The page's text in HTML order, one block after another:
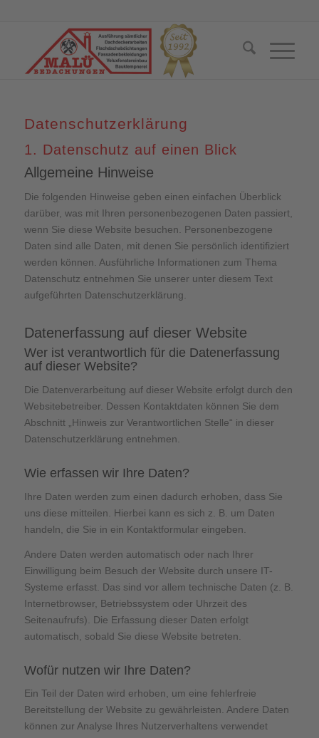
Datenschutz­erklärung
1. Datenschutz auf einen Blick
Allgemeine Hinweise
Die folgenden Hinweise geben einen einfachen Überblick
darüber, was mit Ihren personenbezogenen Daten passiert,
wenn Sie diese Website besuchen. Personenbezogene
Daten sind alle Daten, mit denen Sie persönlich identifiziert
werden können. Ausführliche Informationen zum Thema
Datenschutz entnehmen Sie unserer unter diesem Text
aufgeführten Datenschutzerklärung.
Datenerfassung auf dieser Website
Wer ist verantwortlich für die Datenerfassung
auf dieser Website?
Die Datenverarbeitung auf dieser Website erfolgt durch den
Websitebetreiber. Dessen Kontaktdaten können Sie dem
Abschnitt „Hinweis zur Verantwortlichen Stelle“ in dieser
Datenschutzerklärung entnehmen.
Wie erfassen wir Ihre Daten?
Ihre Daten werden zum einen dadurch erhoben, dass Sie
uns diese mitteilen. Hierbei kann es sich z. B. um Daten
handeln, die Sie in ein Kontaktformular eingeben.
Andere Daten werden automatisch oder nach Ihrer
Einwilligung beim Besuch der Website durch unsere IT-
Systeme erfasst. Das sind vor allem technische Daten (z. B.
Internetbrowser, Betriebssystem oder Uhrzeit des
Seitenaufrufs). Die Erfassung dieser Daten erfolgt
automatisch, sobald Sie diese Website betreten.
Wofür nutzen wir Ihre Daten?
Ein Teil der Daten wird erhoben, um eine fehlerfreie
Bereitstellung der Website zu gewährleisten. Andere Daten
können zur Analyse Ihres Nutzerverhaltens verwendet